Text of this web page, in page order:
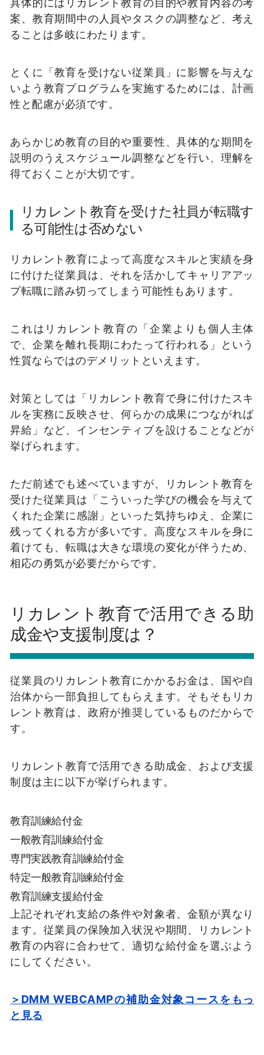
案、教育期間中の人員やタスクの調整など、考え
ることは多岐にわたります。
とくに「教育を受けない従業員」に影響を与えな
いよう教育プログラムを実施するためには、計画
性と配慮が必須です。
あらかじめ教育の目的や重要性、具体的な期間を
説明のうえスケジュール調整などを行い、理解を
得ておくことが大切です。
リカレント教育を受けた社員が転職す
る可能性は否めない
リカレント教育によって高度なスキルと実績を身
に付けた従業員は、それを活かしてキャリアアッ
プ転職に踏み切ってしまう可能性もあります。
これはリカレント教育の「企業よりも個人主体
で、企業を離れ長期にわたって行われる」という
性質ならではのデメリットといえます。
対策としては「リカレント教育で身に付けたスキ
ルを実務に反映させ、何らかの成果につながれば
昇給」など、インセンティブを設けることなどが
挙げられます。
ただ前述でも述べていますが、リカレント教育を
受けた従業員は「こういった学びの機会を与えて
くれた企業に感謝」といった気持ちゆえ、企業に
残ってくれる方が多いです。高度なスキルを身に
着けても、転職は大きな環境の変化が伴うため、
相応の勇気が必要だからです。
リカレント教育で活用できる助
成金や支援制度は？
従業員のリカレント教育にかかるお金は、国や自
治体から一部負担してもらえます。そもそもリカ
レント教育は、政府が推奨しているものだからで
す。
リカレント教育で活用できる助成金、および支援
制度は主に以下が挙げられます。
教育訓練給付金
一般教育訓練給付金
専門実践教育訓練給付金
特定一般教育訓練給付金
教育訓練支援給付金
上記それぞれ支給の条件や対象者、金額が異なり
ます。従業員の保険加入状況や期間、リカレント
教育の内容に合わせて、適切な給付金を選ぶよう
にしてください。
＞DMM WEBCAMPの補助金対象コースをもっ
と見る